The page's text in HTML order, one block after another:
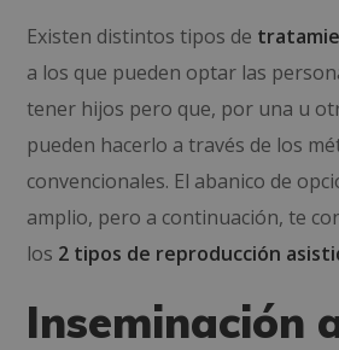
Existen distintos tipos de
a los que pueden optar las
tener hijos pero que, por una u
pueden hacerlo a través de los
convencionales. El abanico de
amplio, pero a continuación, te
los 2 tipos de reproducción
Inseminación